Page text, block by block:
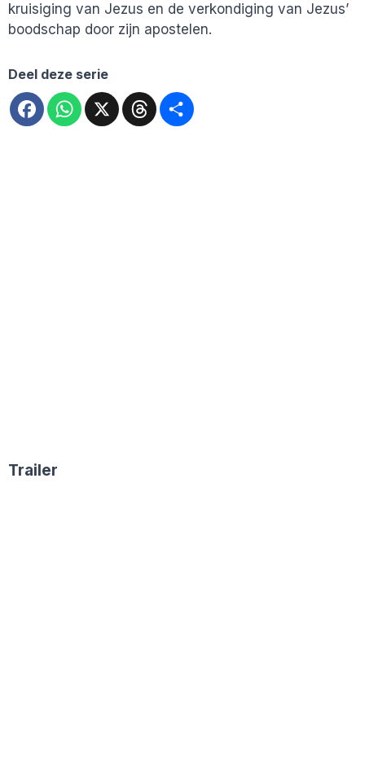
kruisiging van Jezus en de verkondiging van Jezus’
boodschap door zijn apostelen.
Deel deze serie
FacebookWhatsApp
X Threads
Trailer